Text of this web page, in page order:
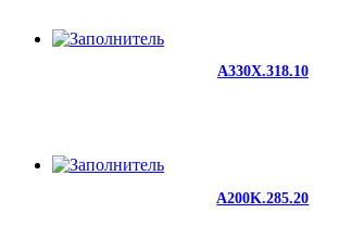
A330X.318.10
A200K.285.20